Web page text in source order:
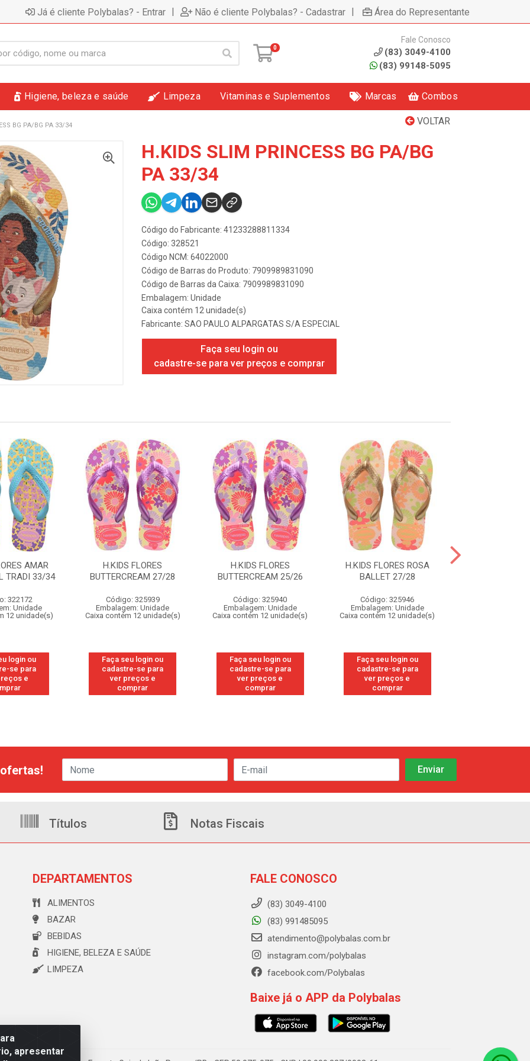
Já é cliente Polybalas? - Entrar | Não é cliente Polybalas? - Cadastrar | Área do Representante
0
Fale Conosco
(83) 3049-4100
(83) 99148-5095
Higiene, beleza e saúde Limpeza Vitaminas e Suplementos Marcas Combos
VOLTAR
BG PA/BG PA 33/34
H.KIDS SLIM PRINCESS BG PA/BG
PA 33/34
Código do Fabricante: 41233288811334
Código: 328521
Código NCM: 64022000
Código de Barras do Produto: 7909989831090
Código de Barras da Caixa: 7909989831090
Embalagem: Unidade
Caixa contém 12 unidade(s)
Fabricante: SAO PAULO ALPARGATAS S/A ESPECIAL
Faça seu login ou
cadastre-se para ver preços e comprar
AMAR
TRADI 33/34
322172
Unidade
12 unidade(s)
login ou
se para
e
H.KIDS FLORES
BUTTERCREAM 27/28
Código: 325939
Embalagem: Unidade
Caixa contém 12 unidade(s)
Faça seu login ou
cadastre-se para
ver preços e
comprar
H.KIDS FLORES
BUTTERCREAM 25/26
Código: 325940
Embalagem: Unidade
Caixa contém 12 unidade(s)
Faça seu login ou
cadastre-se para
ver preços e
comprar
H.KIDS FLORES ROSA
BALLET 27/28
Código: 325946
Embalagem: Unidade
Caixa contém 12 unidade(s)
Faça seu login ou
cadastre-se para
ver preços e
comprar
apresentar
Títulos Notas Fiscais
DEPARTAMENTOS
ALIMENTOS
BAZAR
BEBIDAS
HIGIENE, BELEZA E SAÚDE
LIMPEZA
FALE CONOSCO
(83) 3049-4100
(83) 991485095
atendimento@polybalas.com.br
instagram.com/polybalas
facebook.com/Polybalas
Baixe já o APP da Polybalas